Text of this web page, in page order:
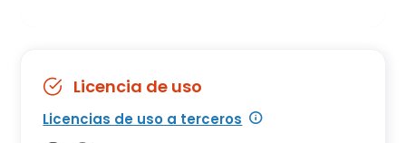
Licencia de uso
Licencias de uso a terceros